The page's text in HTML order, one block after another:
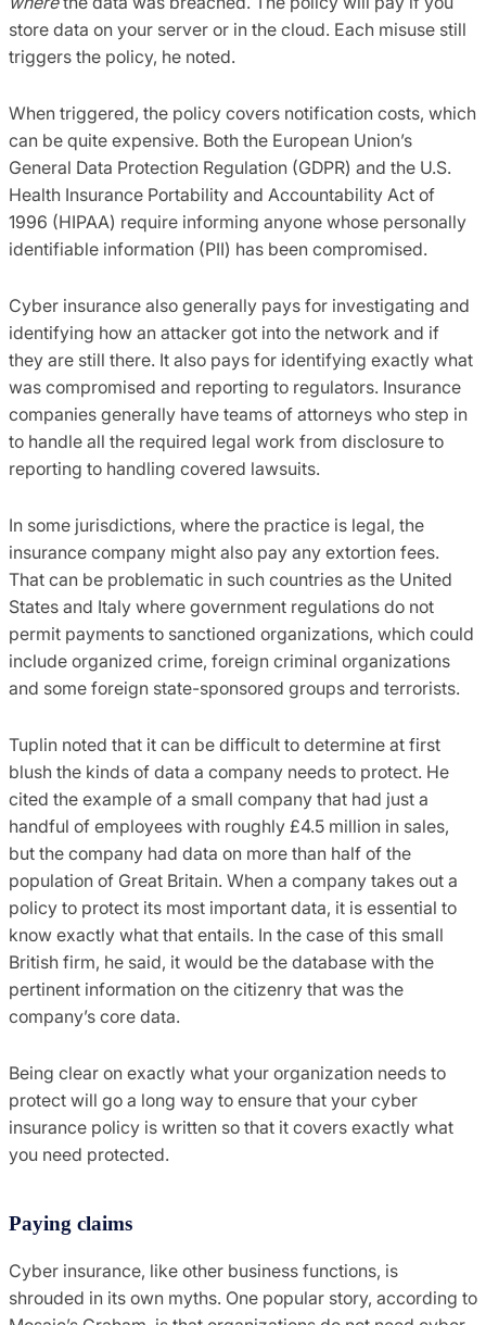
store data on your server or in the cloud. Each misuse still
triggers the policy, he noted.
When triggered, the policy covers notification costs, which
can be quite expensive. Both the European Union’s
General Data Protection Regulation (GDPR) and the U.S.
Health Insurance Portability and Accountability Act of
1996 (HIPAA) require informing anyone whose personally
identifiable information (PII) has been compromised.
Cyber insurance also generally pays for investigating and
identifying how an attacker got into the network and if
they are still there. It also pays for identifying exactly what
was compromised and reporting to regulators. Insurance
companies generally have teams of attorneys who step in
to handle all the required legal work from disclosure to
reporting to handling covered lawsuits.
In some jurisdictions, where the practice is legal, the
insurance company might also pay any extortion fees.
That can be problematic in such countries as the United
States and Italy where government regulations do not
permit payments to sanctioned organizations, which could
include organized crime, foreign criminal organizations
and some foreign state-sponsored groups and terrorists.
Tuplin noted that it can be difficult to determine at first
blush the kinds of data a company needs to protect. He
cited the example of a small company that had just a
handful of employees with roughly £4.5 million in sales,
but the company had data on more than half of the
population of Great Britain. When a company takes out a
policy to protect its most important data, it is essential to
know exactly what that entails. In the case of this small
British firm, he said, it would be the database with the
pertinent information on the citizenry that was the
company’s core data.
Being clear on exactly what your organization needs to
protect will go a long way to ensure that your cyber
insurance policy is written so that it covers exactly what
you need protected.
Paying claims
Cyber insurance, like other business functions, is
shrouded in its own myths. One popular story, according to